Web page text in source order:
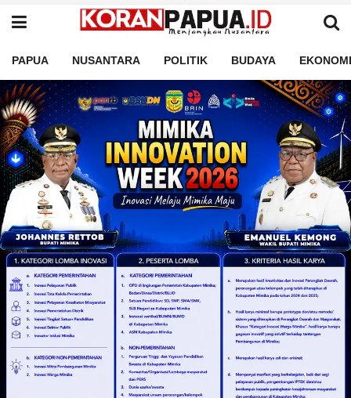
PAPUA NUSANTARA POLITIK BUDAYA EKONOMI